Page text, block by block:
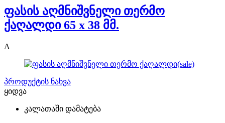
ფასის აღმნიშვნელი თერმო
ქაღალდი 65 x 38 მმ.
A
პროდუქტის ნახვა
ყიდვა
კალათაში დამატება